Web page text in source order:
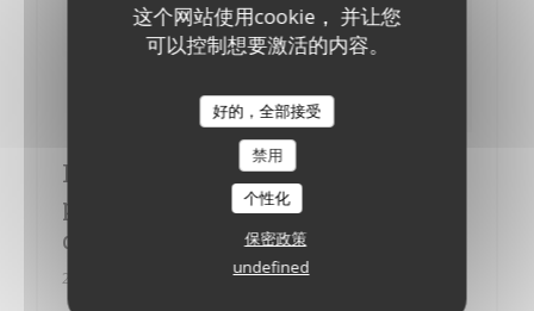
这个网站使用cookie， 并让您
可以控制想要激活的内容。
好的，全部接受
禁用
个性化
保密政策
undefined
LeParisien Article Puteaux : de la
pâtisserie républicaine… au salon
de thé de la mairie
2018/07/14